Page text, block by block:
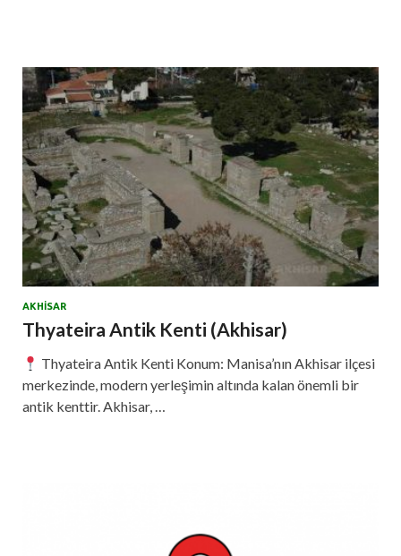
AKHISAR
Thyateira Antik Kenti (Akhisar)
Thyateira Antik Kenti Konum: Manisa’nın Akhisar ilçesi
merkezinde, modern yerleşimin altında kalan önemli bir
antik kenttir. Akhisar, …